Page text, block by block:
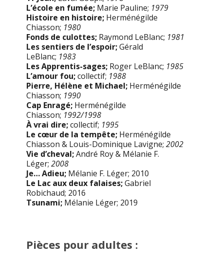
L’école en fumée; Marie Pauline; 1979
Histoire en histoire; Herménégilde
Chiasson; 1980
Fonds de culottes; Raymond LeBlanc; 1981
Les sentiers de l’espoir;Gérald
LeBlanc; 1983
Les Apprentis-sages; Roger LeBlanc; 1985
L’amour fou;collectif; 1988
Pierre, Hélène et Michael; Herménégilde
Chiasson; 1990
Cap Enragé; Herménégilde
Chiasson; 1992/1998
À vrai dire;collectif; 1995
Le cœur de la tempête; Herménégilde
Chiasson & Louis-Dominique Lavigne; 2002
Vie d’cheval;André Roy & Mélanie F.
Léger; 2008
Je… Adieu; Mélanie F. Léger; 2010
Le Lac aux deux falaises;Gabriel
Robichaud; 2016
Tsunami; Mélanie Léger; 2019
Pièces pour adultes :